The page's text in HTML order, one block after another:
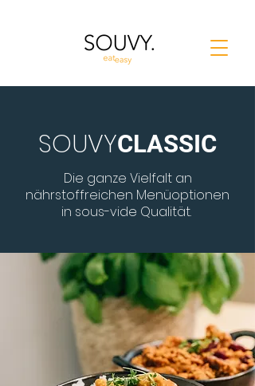
SOUVYCLASSIC
Die ganze Vielfaltan
nährstoffreichen Menüoptionen
in sous-vide Qualität.